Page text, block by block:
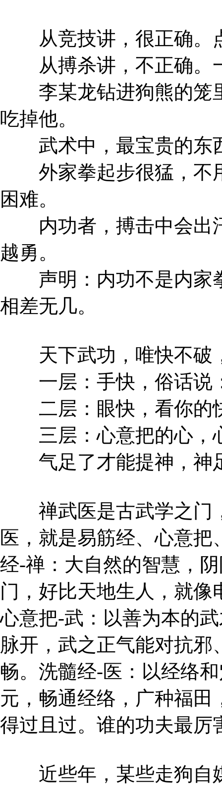
从竞技讲，很正确。
从搏杀讲，不正确。
李某龙钻进狗熊的笼
吃掉他。
武术中，最宝贵的东
外家拳起步很猛，不
困难。
内功者，搏击中会出
越勇。
声明：内功不是内家
相差无几。
天下武功，唯快不破
一层：手快，俗话说
二层：眼快，看你的
三层：心意把的心，
气足了才能提神，神
禅武医是古武学之门
医，就是易筋经、心意
经-禅：大自然的智慧，
门，好比天地生人，就
心意把-武：以善为本的
脉开，武之正气能对抗
畅。洗髓经-医：以经络
元，畅通经络，广种福
得过且过。谁的功夫最厉
近些年，某些走狗自